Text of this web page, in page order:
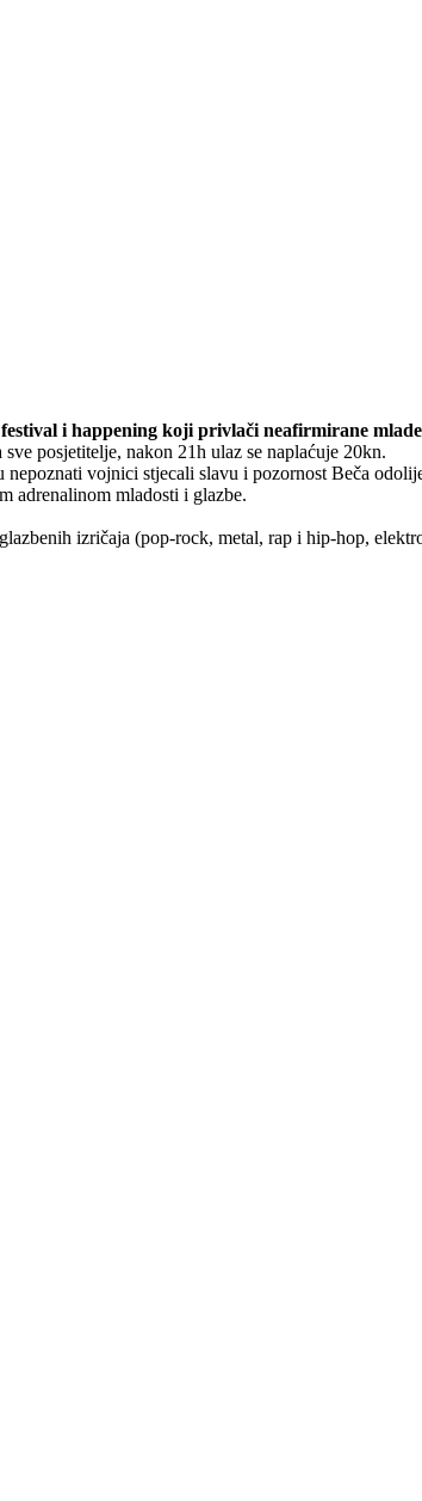
i happening koji privlači neafirmirane
posjetitelje, nakon 21h ulaz se naplaćuje 20kn.
vojnici stjecali slavu i pozornost Beča
adrenalinom mladosti i glazbe.
izričaja (pop-rock, metal, rap i hip-hop,